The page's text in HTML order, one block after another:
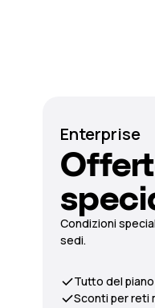
Enterprise
Condizioni
sedi.
Tutto del
Sconti per reti